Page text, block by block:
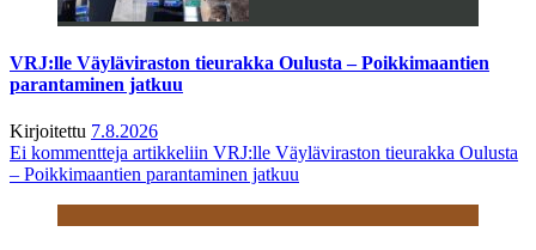
VRJ:lle Väyläviraston tieurakka Oulusta – Poikkimaantien
parantaminen jatkuu
Kirjoitettu 7.8.2026
Ei kommentteja artikkeliin VRJ:lle Väyläviraston tieurakka Oulusta
– Poikkimaantien parantaminen jatkuu